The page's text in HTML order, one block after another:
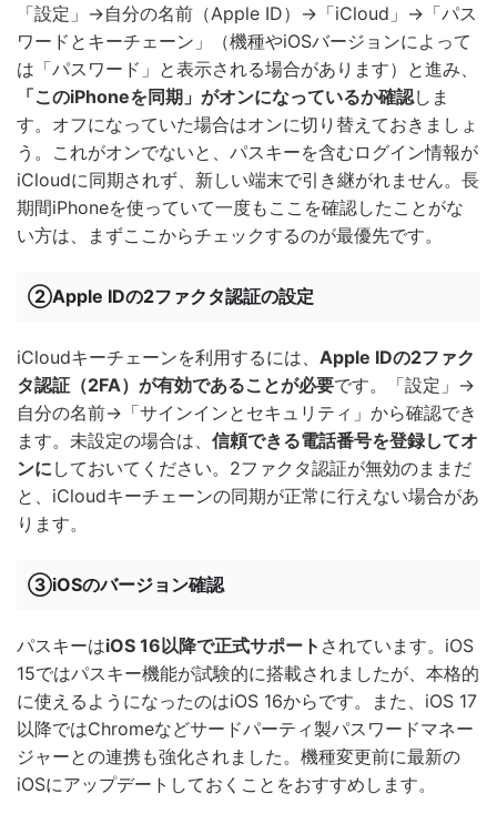
「設定」→自分の名前（Apple ID）→「iCloud」→「パス
ワードとキーチェーン」（機種やiOSバージョンによって
は「パスワード」と表示される場合があります）と進み、
「このiPhoneを同期」がオンになっているか確認しま
す。オフになっていた場合はオンに切り替えておきましょ
う。これがオンでないと、パスキーを含むログイン情報が
iCloudに同期されず、新しい端末で引き継がれません。長
期間iPhoneを使っていて一度もここを確認したことがな
い方は、まずここからチェックするのが最優先です。
②Apple IDの2ファクタ認証の設定
iCloudキーチェーンを利用するには、 Apple IDの2ファク
タ認証（2FA）が有効であることが必要です。「設定」→
自分の名前→「サインインとセキュリティ」から確認でき
ます。未設定の場合は、 信頼できる電話番号を登録してオ
ンに しておいてください。2ファクタ認証が無効のままだ
と、iCloudキーチェーンの同期が正常に行えない場合があ
ります。
③iOSのバージョン確認
パスキーはiOS 16以降で正式サポート されています。iOS
15ではパスキー機能が試験的に搭載されましたが、本格的
に使えるようになったのはiOS 16からです。また、iOS 17
以降ではChromeなどサードパーティ製パスワードマネー
ジャーとの連携も強化されました。機種変更前に最新の
iOSにアップデートしておくことをおすすめします。